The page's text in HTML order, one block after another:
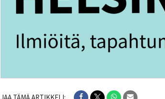
JAA TÄMÄ ARTIKKELI: